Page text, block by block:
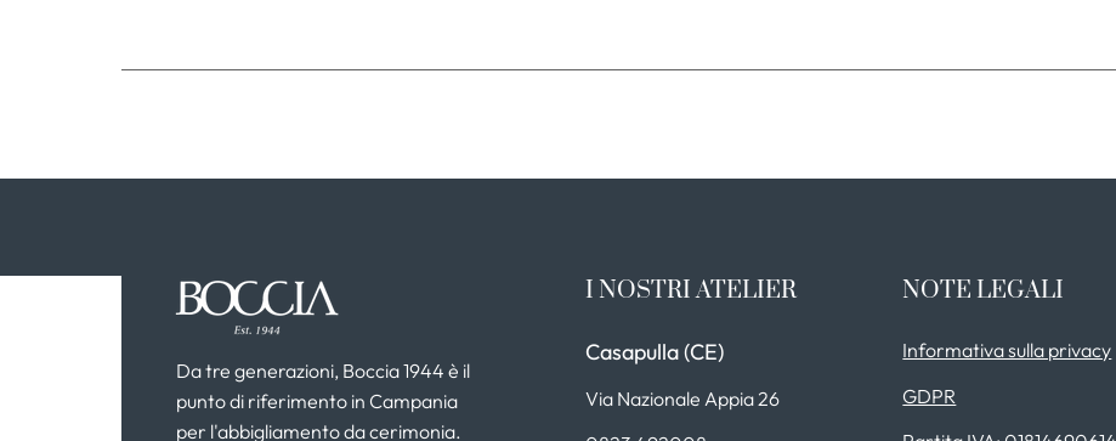
Da tre generazioni, Boccia 1944 è il
punto di riferimento in Campania
per l'abbigliamento da cerimonia.
I NOSTRI ATELIER
Casapulla (CE)
Via Nazionale Appia 26
NOTE LEGALI
Informativa sulla privacy
GDPR